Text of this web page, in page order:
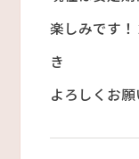
楽しみです
き
よろしくお願